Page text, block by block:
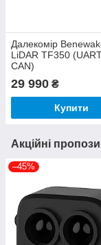
Далекомір
LiDAR TF350
CAN)
29 990 ₴
Купити
Акційні
–45%